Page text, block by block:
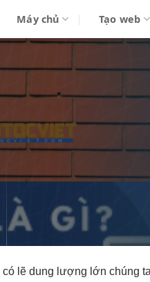
Máy chủ Tạo web
có lẽdung lượng lớn chúng ta